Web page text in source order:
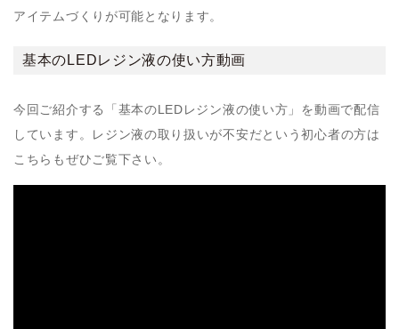
アイテムづくりが可能となります。
基本のLEDレジン液の使い方動画
今回ご紹介する「基本のLEDレジン液の使い方」を動画で配信
しています。レジン液の取り扱いが不安だという初心者の方は
こちらもぜひご覧下さい。